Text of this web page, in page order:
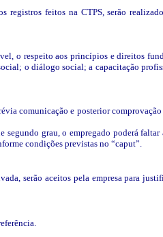
registros feitos na CTPS, serão
o respeito aos princípios e direitos
o diálogo social; a capacitação
comunicação e posterior
segundo grau, o empregado poderá
condições previstas no “caput”.
serão aceitos pela empresa para